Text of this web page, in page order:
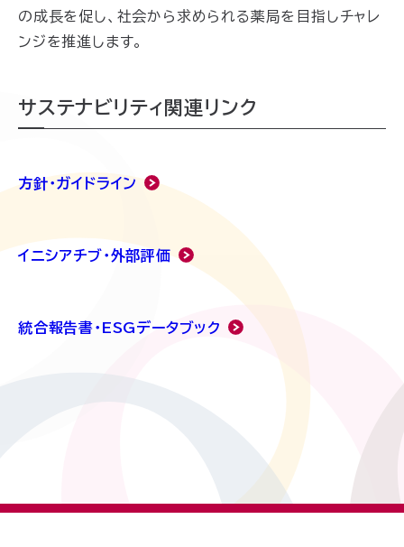
の成長を促し、社会から求められる薬局を目指しチャレ
ンジを推進します。
サステナビリティ関連リンク
方針・ガイドライン
イニシアチブ・外部評価
統合報告書・ESGデータブック